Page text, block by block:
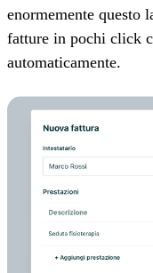
enormemente questo
fatture in pochi click
automaticamente.